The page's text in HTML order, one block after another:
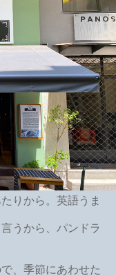
りから。英語うま
うから、パンドラ
、季節にあわせた